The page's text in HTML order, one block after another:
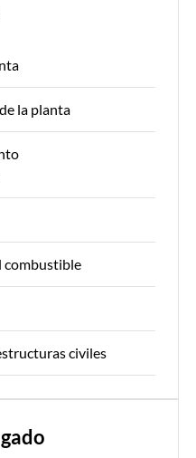
la planta
combustible
civiles